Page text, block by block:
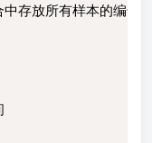
存放所有样本的编号